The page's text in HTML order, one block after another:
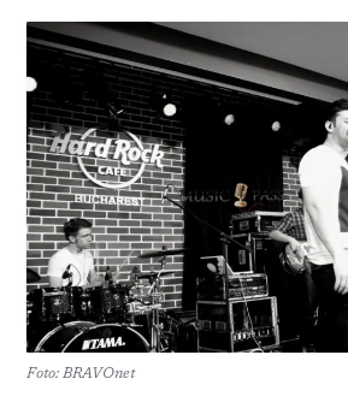
Foto: BRAVOnet